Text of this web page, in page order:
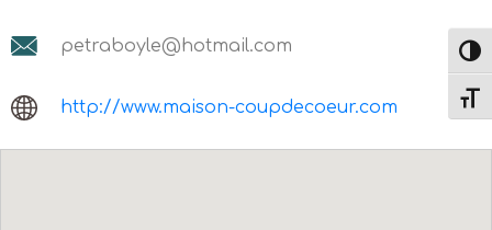
petraboyle@hotmail.com
http://www.maison-coupdecoeur.com